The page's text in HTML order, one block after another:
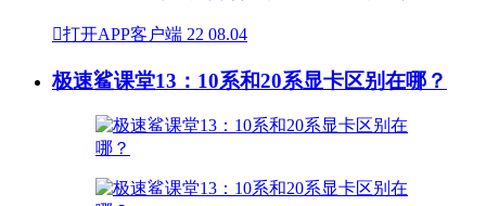
打开APP客户端 22 08.04
极速鲨课堂13：10系和20系显卡区别在哪？